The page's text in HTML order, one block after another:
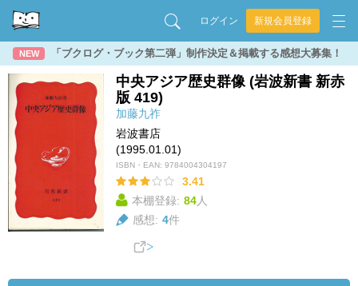
ログイン 新規会員登録
NEW 「ブクログ・ブック第二弾」制作決定＆掲載する感想大募集！
中央アジア歴史群像 (岩波新書 新赤
版 419)
加藤九祚
岩波書店
(1995.01.01)
ISBN・EAN: 9784004304197
3.41
本棚登録: 84人
感想: 4件